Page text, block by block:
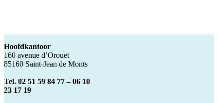
Hoofdkantoor
160 avenue d’Orouet
85160 Saint-Jean de Monts
Tel. 02 51 59 84 77 – 06 10
23 17 19